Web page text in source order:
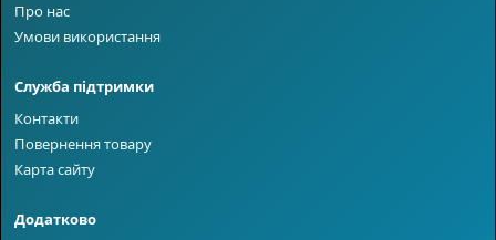
Про нас
Умови використання
Служба підтримки
Контакти
Повернення товару
Карта сайту
Додатково